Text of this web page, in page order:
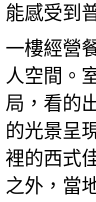
能感受到
一樓經營
人空間。
局，看的
的光景呈
裡的西式
之外，當